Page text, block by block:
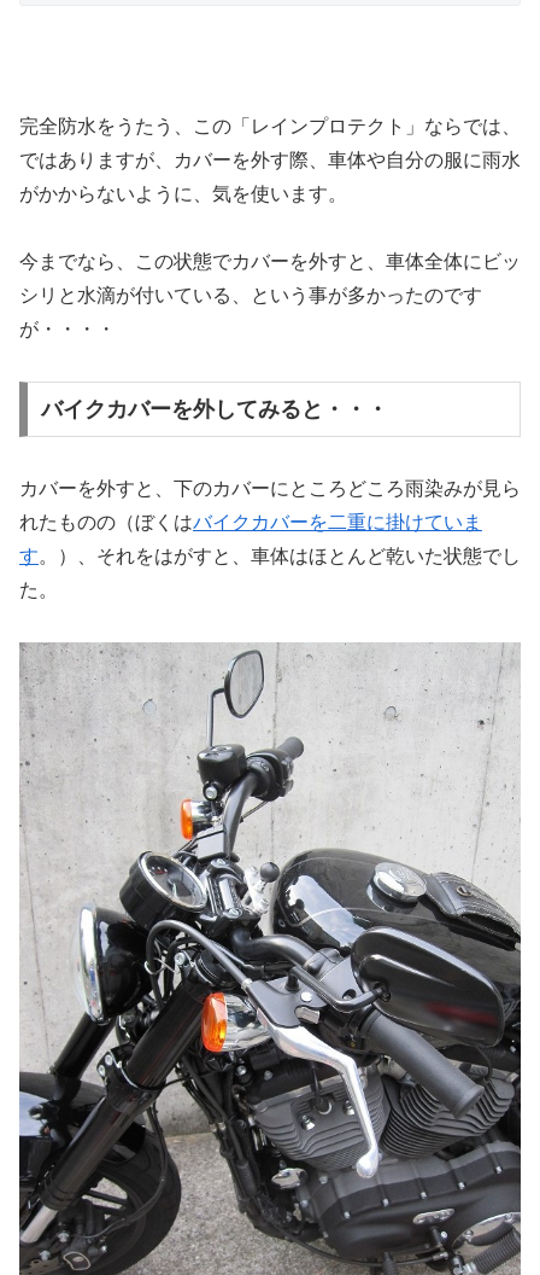
完全防水をうたう、この「レインプロテクト」ならでは、
ではありますが、カバーを外す際、車体や自分の服に雨水
がかからないように、気を使います。
今までなら、この状態でカバーを外すと、車体全体にビッ
シリと水滴が付いている、という事が多かったのです
が・・・・
バイクカバーを外してみると・・・
カバーを外すと、下のカバーにところどころ雨染みが見ら
れたものの（ぼくはバイクカバーを二重に掛けていま
す。）、それをはがすと、車体はほとんど乾いた状態でし
た。